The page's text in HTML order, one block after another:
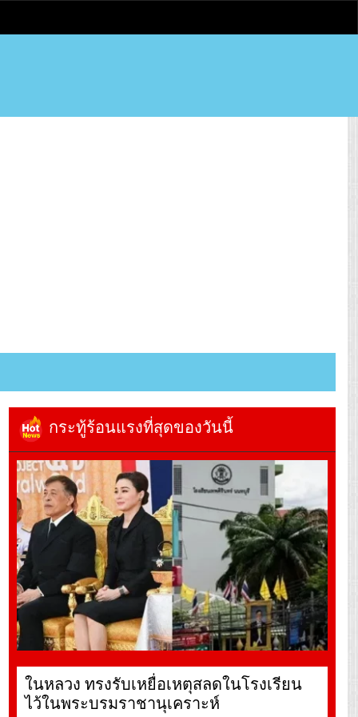
กระทู้ร้อนแรงที่สุดของวันนี้
ในหลวง ทรงรับเหยื่อเหตุสลดในโรงเรียน
ไว้ในพระบรมราชานุเคราะห์